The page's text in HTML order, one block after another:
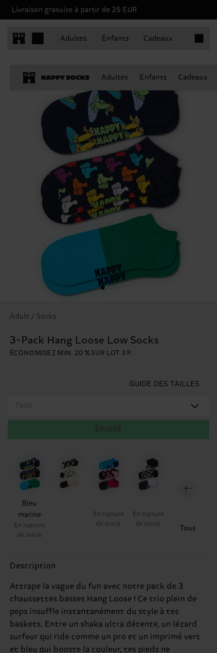
Livraison gratuite à partir de 25 EUR
Adultes Enfants Cadeaux
Adultes Enfants Cadeaux
Adult / Socks
3-Pack Hang Loose Low Socks
ÉCONOMISEZ MIN. 20 % SUR LOT 3 P.
GUIDE DES TAILLES
Taille
Bleu
marine
En rupture
de stock
En rupture
de stock
En rupture
de stock
Tous
Description
Attrape la vague du fun avec notre pack de 3
chaussettes basses Hang Loose ! Ce trio plein de
peps insuffle instantanément du style à tes
baskets. Entre un shaka ultra détente, un lézard
surfeur qui ride comme un pro et un imprimé vert
et bleu qui booste la couleur, tes pieds ne